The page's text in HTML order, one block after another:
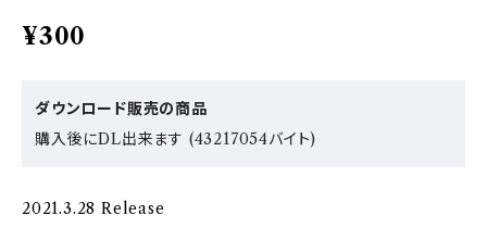
¥300
ダウンロード販売の商品
購入後にDL出来ます (43217054バイト)
2021.3.28 Release